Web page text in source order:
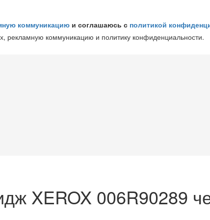
коммуникацию и соглашаюсь с политикой
рекламную коммуникацию и политику конфиденциальности.
XEROX 006R90289